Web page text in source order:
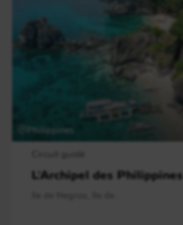
Philippines
L'Archipel des Philippines